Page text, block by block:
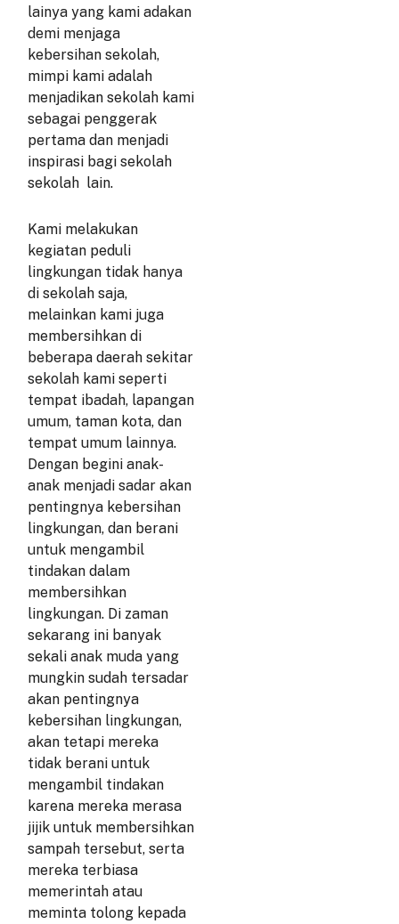
lainya yang kami adakan
demi menjaga
kebersihan sekolah,
mimpi kami adalah
menjadikan sekolah kami
sebagai penggerak
pertama dan menjadi
inspirasi bagi sekolah
sekolah lain.
Kami melakukan
kegiatan peduli
lingkungan tidak hanya
di sekolah saja,
melainkan kami juga
membersihkan di
beberapa daerah sekitar
sekolah kami seperti
tempat ibadah, lapangan
umum, taman kota, dan
tempat umum lainnya.
Dengan begini anak-
anak menjadi sadar akan
pentingnya kebersihan
lingkungan, dan berani
untuk mengambil
tindakan dalam
membersihkan
lingkungan. Di zaman
sekarang ini banyak
sekali anak muda yang
mungkin sudah tersadar
akan pentingnya
kebersihan lingkungan,
akan tetapi mereka
tidak berani untuk
mengambil tindakan
karena mereka merasa
jijik untuk membersihkan
sampah tersebut, serta
mereka terbiasa
memerintah atau
meminta tolong kepada